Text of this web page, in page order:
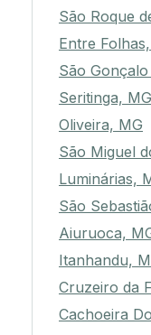
São Roque
Entre
São
Seritinga, MG
Oliveira, MG
São Miguel
Luminárias,
São
Aiuruoca,
Itanhandu,
Cruzeiro da
Cachoeira